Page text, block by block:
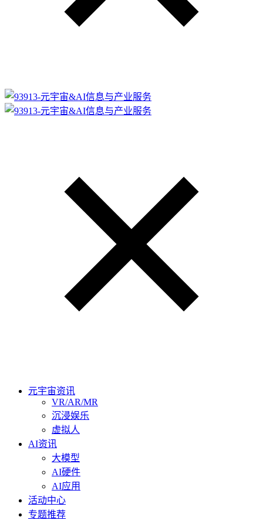
元宇宙资讯
VR/AR/MR
沉浸娱乐
虚拟人
AI资讯
大模型
AI硬件
AI应用
活动中心
专题推荐